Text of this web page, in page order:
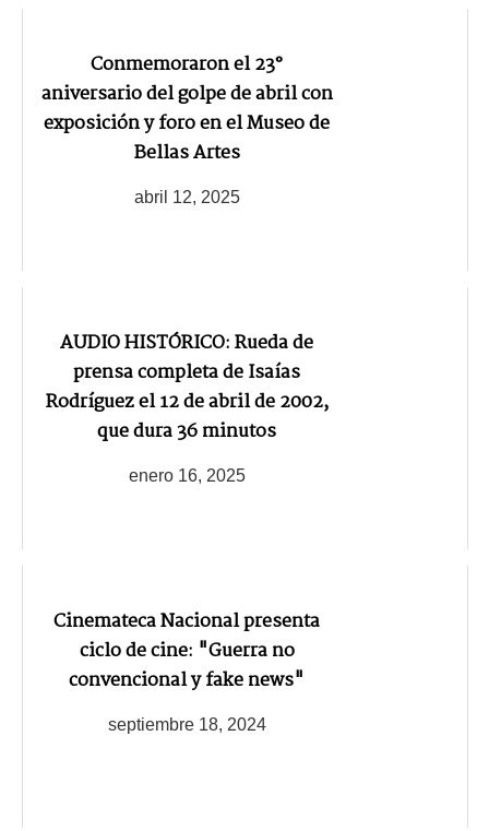
Conmemoraron el 23°
aniversario del golpe de abril con
exposición y foro en el Museo de
Bellas Artes
abril 12, 2025
AUDIO HISTÓRICO: Rueda de
prensa completa de Isaías
Rodríguez el 12 de abril de 2002,
que dura 36 minutos
enero 16, 2025
Cinemateca Nacional presenta
ciclo de cine: "Guerra no
convencional y fake news"
septiembre 18, 2024